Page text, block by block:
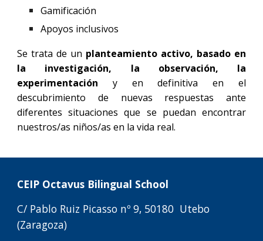
Gamificación
Apoyos inclusivos
Se trata de un planteamiento activo, basado en
la investigación, la observación, la
experimentación
y en definitiva en el
descubrimiento de nuevas respuestas ante
diferentes situaciones que se puedan encontrar
nuestros/as niños/as en la vida real.
CEIP Octavus Bilingual School
C/ Pablo Ruiz Picasso nº9, 50180 Utebo
(Zaragoza)